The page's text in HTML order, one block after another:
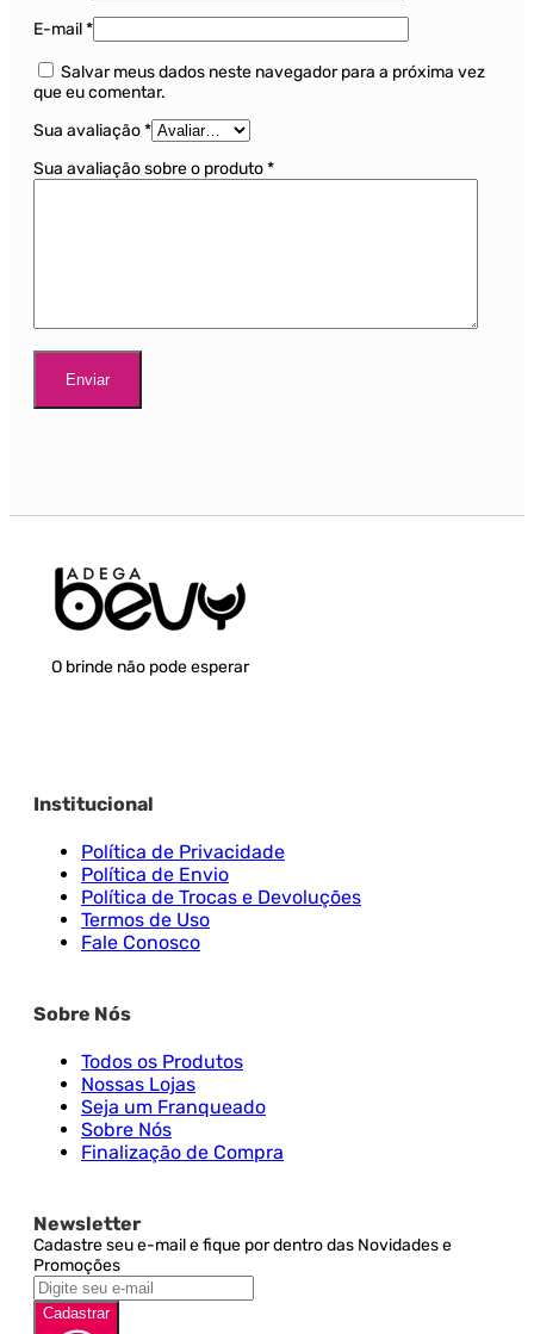
E-mail*
Salvar meus dados neste navegador para a próxima vez
que eu comentar.
Sua avaliação*
Sua avaliação sobre o produto*
O brinde não pode esperar
Institucional
Política de Privacidade
Política de Envio
Política de Trocas e Devoluções
Termos de Uso
Fale Conosco
Sobre Nós
Todos os Produtos
Nossas Lojas
Seja um Franqueado
Sobre Nós
Finalização de Compra
Newsletter
Cadastre seu e-mail e fique por dentro das Novidades e
Promoções
Cadastrar